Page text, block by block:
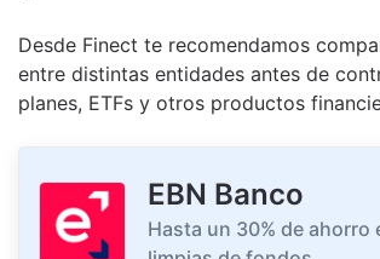
Desde Finect te recomendamos
entre distintas entidades antes de
planes, ETFs y otros productos
EBN Banco
Hasta un 30% de ahorro